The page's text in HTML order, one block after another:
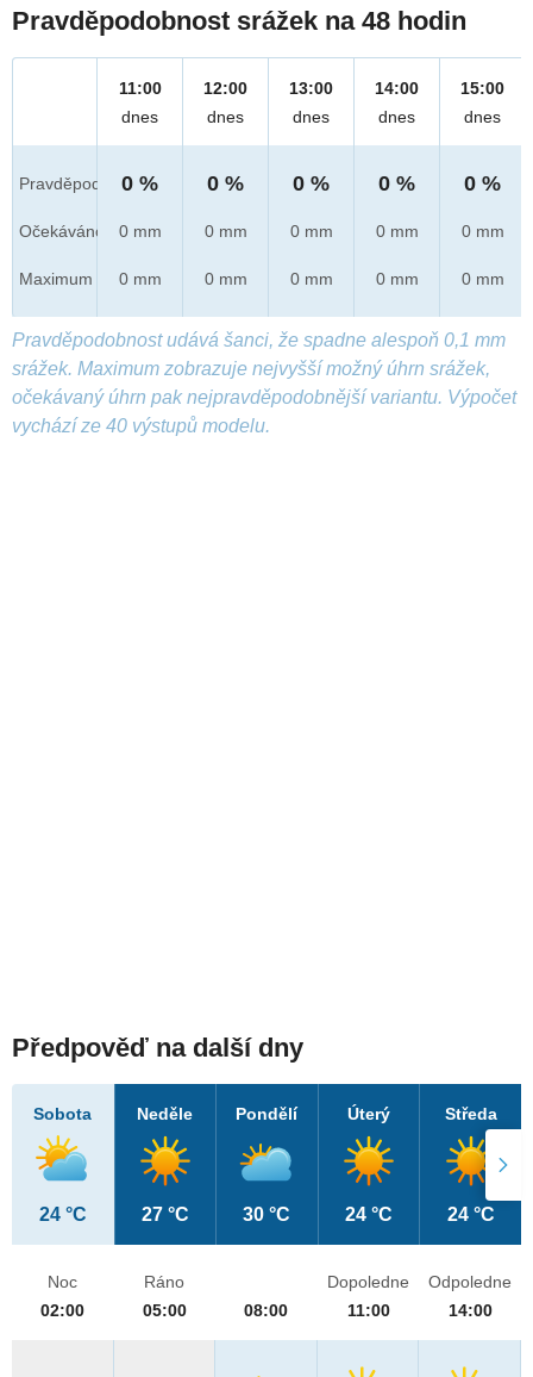
Pravděpodobnost srážek na 48 hodin
Pravděpod.
Očekáváno
Maximum
11:00
dnes
0 %
0 mm
0 mm
12:00
dnes
0 %
0 mm
0 mm
13:00
dnes
0 %
0 mm
0 mm
14:00
dnes
0 %
0 mm
0 mm
15:00
dnes
0 %
0 mm
0 mm
Pravděpodobnost udává šanci, že spadne alespoň 0,1 mm
srážek. Maximum zobrazuje nejvyšší možný úhrn srážek,
očekávaný úhrn pak nejpravděpodobnější variantu. Výpočet
vychází ze 40 výstupů modelu.
Předpověď na další dny
Sobota
24 °C
Neděle
27 °C
Pondělí
30 °C
Úterý
24 °C
Středa
24 °C
Noc
02:00
Ráno
05:00
08:00
Dopoledne
11:00
Odpoledne
14:00